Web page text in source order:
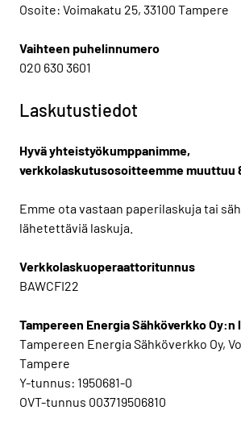
Osoite: Voimakatu 25, 33100 Tampere
Vaihteen puhelinnumero
020 630 3601
Laskutustiedot
Hyvä yhteistyökumppanimme,
verkkolaskutusosoitteemme muuttuu
Emme ota vastaan paperilaskuja tai
lähetettäviä laskuja.
Verkkolaskuoperaattoritunnus
BAWCFI22
Tampereen Energia Sähköverkko
Tampereen Energia Sähköverkko Oy,
Tampere
Y-tunnus: 1950681-0
OVT-tunnus 003719506810